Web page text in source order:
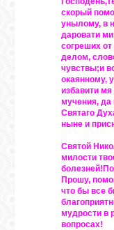
скорый
унылому, в
даровати
согреших
делом,
чувствы;и
окаянному,
избавити
мучения, да
Святаго
ныне и
Святой
милости
Прошу,
что бы все
мудрости в
вопросах!